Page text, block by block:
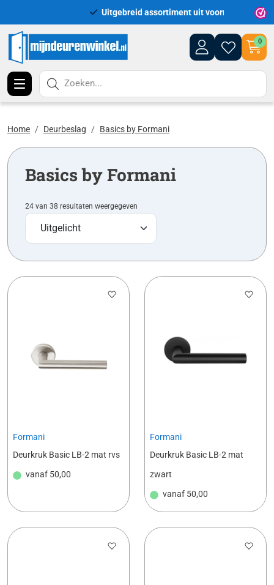
Uitgebreid assortiment uit voorraad leverbaar
0
Zoeken...
Home Deurbeslag Basics by Formani
Basics by Formani
24 van 38 resultaten weergegeven
Formani
Deurkruk Basic LB-2 mat rvs
vanaf 50,00
Formani
Deurkruk Basic LB-2 mat
zwart
vanaf 50,00